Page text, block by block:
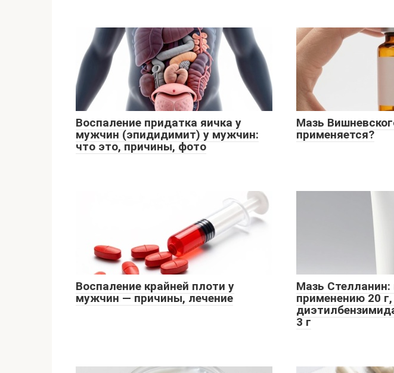
Воспаление придатка яичка у
мужчин (эпидидимит) у мужчин:
что это, причины, фото
Мазь
применяется?
Воспаление крайней плоти у
мужчин — причины, лечение
Мазь Стелланин:
применению 20
3 г